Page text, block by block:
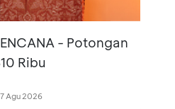
- Potongan
Ribu
Agu 2026